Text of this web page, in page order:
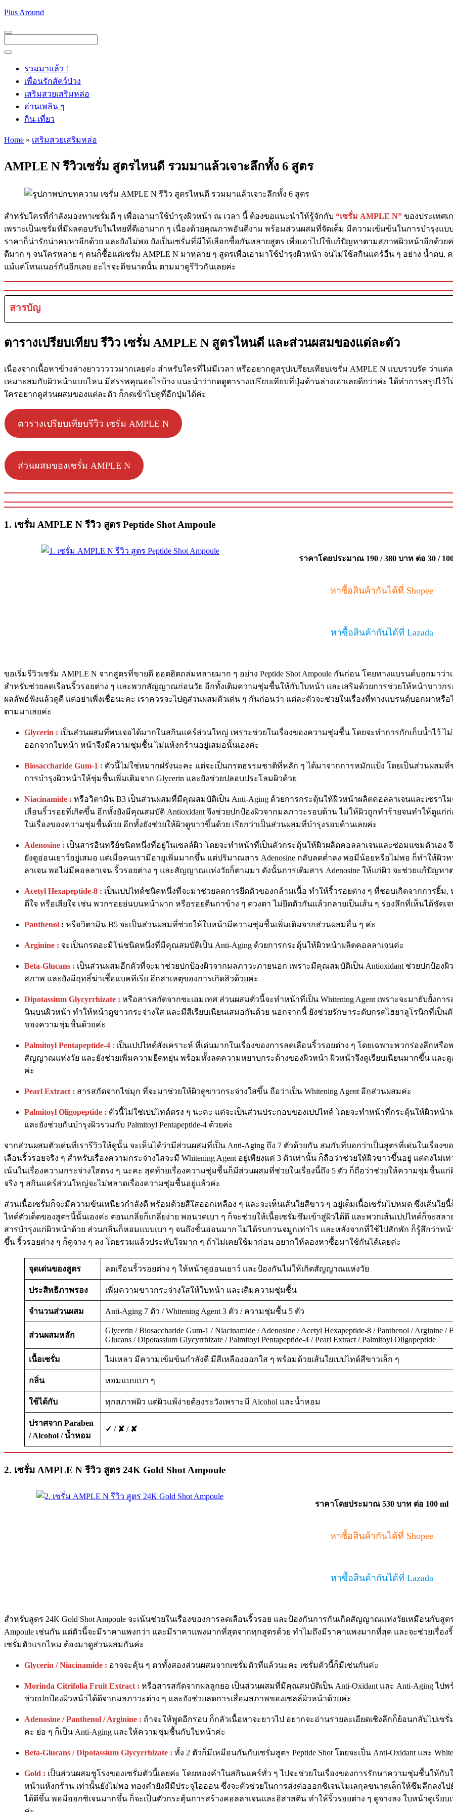
Skip
content
Plus Around
Menu
Menu
รวมมาแล้ว !
เพื่อนรักสัตว์ป่วง
เสริมสวยเสริมหล่อ
อ่านเพลิน ๆ
กิน-เที่ยว
Home » เสริมสวยเสริมหล่อ
AMPLE N รีวิวเซรั่ม สูตรไหนดี รวมมาแล้วเจาะลึกทั้ง 6 สูตร
สำหรับใครที่กำลังมองหาเซรั่มดี ๆ เพื่อเอามาใช้บำรุงผิวหน้า ณ เวลา นี้ ต้องขอแนะนำให้รู้จักกับ “เซรั่ม AMPLE N” ของประเทศเ
เพราะเป็นเซรั่มที่มีผลตอบรับในไทยที่ดีเอามาก ๆ เนื่องด้วยคุณภาพอันดีงาม พร้อมส่วนผสมที่จัดเต็ม มีความเข้มข้นในการบำรุงแบ
ราคาก็น่ารักน่าคบหาอีกด้วย และยังไม่พอ ยังเป็นเซรั่มที่มีให้เลือกซื้อกันหลายสูตร เพื่อเอาไปใช้แก้ปัญหาตามสภาพผิวหน้าอีกด้วย
ดีมาก ๆ จนใครหลาย ๆ คนก็ซื้อแต่เซรั่ม AMPLE N มาหลาย ๆ สูตรเพื่อเอามาใช้บำรุงผิวหน้า จนไม่ใช้สกินแคร์อื่น ๆ อย่าง น้ำตบ,
แม้แต่โทนเนอร์กันอีกเลย อะไรจะดีขนาดนั้น ตามมาดูรีวิวกันเลยค่ะ
สารบัญ
ตารางเปรียบเทียบ รีวิว เซรั่ม AMPLE N สูตรไหนดี และส่วนผสมของแต่ละตัว
เนื่องจากเนื้อหาข้างล่างยาวววววมากเลยค่ะ สำหรับใครที่ไม่มีเวลา หรืออยากดูสรุปเปรียบเทียบเซรั่ม AMPLE N แบบรวบรัด ว่าแต่
เหมาะสมกับผิวหน้าแบบไหน มีสรรพคุณอะไรบ้าง แนะนำว่ากดดูตารางเปรียบเทียบที่ปุ่มด้านล่างเอาเลยดีกว่าค่ะ ได้ทำการสรุปไว้
ใครอยากดูส่วนผสมของแต่ละตัว ก็กดเข้าไปดูที่อีกปุ่มได้ค่ะ
ตารางเปรียบเทียบรีวิว เซรั่ม AMPLE N
ส่วนผสมของเซรั่ม AMPLE N
1. เซรั่ม AMPLE N รีวิว สูตร Peptide Shot Ampoule
ราคาโดยประมาณ 190 / 380 บาท ต่อ 30 /
หาซื้อสินค้ากันได้ที่ Shopee
หาซื้อสินค้ากันได้ที่ Lazada
ขอเริ่มรีวิวเซรั่ม AMPLE N จากสูตรที่ขายดี ฮอตฮิตถล่มทลายมาก ๆ อย่าง Peptide Shot Ampoule กันก่อน โดยทางแบรนด์บอกมาว่า
สำหรับช่วยลดเรือนริ้วรอยต่าง ๆ และพวกสัญญาณก่อนวัย อีกทั้งเติมความชุ่มชื้นให้กับใบหน้า และเสริมด้วยการช่วยให้หน้าขาวกร
ผลลัพธ์ฟังแล้วดูดี แต่อย่าเพิ่งเชื่อนะคะ เราควรจะไปดูส่วนผสมตัวเด่น ๆ กันก่อนว่า แต่ละตัวจะช่วยในเรื่องที่ทางแบรนด์บอกมาหรือ
ตามมาเลยค่ะ
Glycerin : เป็นส่วนผสมที่พบเจอได้มากในสกินแคร์ส่วนใหญ่ เพราะช่วยในเรื่องของความชุ่มชื้น โดยจะทำการกักเก็บน้ำไว้ ไ
ออกจากใบหน้า หน้าจึงมีความชุ่มชื้น ไม่แห้งกร้านอยู่เสมอนั้นเองค่ะ
Biosaccharide Gum-1 : ตัวนี้ไม่ใช่หมากฝรั่งนะคะ แต่จะเป็นกรดธรรมชาติที่หลัก ๆ ได้มาจากการหมักแป้ง โดยเป็นส่วนผสมที่
การบำรุงผิวหน้าให้ชุ่มชื้นเพิ่มเติมจาก Glycerin และยังช่วยปลอบประโลมผิวด้วย
Niacinamide : หรือวิตามิน B3 เป็นส่วนผสมที่มีคุณสมบัติเป็น Anti-Aging ด้วยการกระตุ้นให้ผิวหน้าผลิตคอลลาเจนและเซราไ
เลือนริ้วรอยที่เกิดขึ้น อีกทั้งยังมีคุณสมบัติ Antioxidant จึงช่วยปกป้องผิวจากมลภาวะรอบด้าน ไม่ให้ผิวถูกทำร้ายจนทำให้ดูแก่
ในเรื่องของความชุ่มชื้นด้วย อีกทั้งยังช่วยให้ผิวดูขาวขึ้นด้วย เรียกว่าเป็นส่วนผสมที่บำรุงรอบด้านเลยค่ะ
Adenosine : เป็นสารอินทรีย์ชนิดหนึ่งที่อยู่ในเซลล์ผิว โดยจะทำหน้าที่เป็นตัวกระตุ้นให้ผิวผลิตคอลลาเจนและซ่อมแซมตัวเอง
ยังดูอ่อนเยาว์อยู่เสมอ แต่เมื่อคนเรามีอายุเพิ่มมากขึ้น แต่ปริมาณสาร Adenosine กลับลดต่ำลง พอมีน้อยหรือไม่พอ ก็ทำให้ผิว
ลาเจน พอไม่มีคอลลาเจน ริ้วรอยต่าง ๆ และสัญญาณแห่งวัยก็ตามมา ดังนั้นการเติมสาร Adenosine ให้แก่ผิว จะช่วยแก้ปัญหา
Acetyl Hexapeptide-8 : เป็นเปปไทด์ชนิดหนึ่งที่จะมาช่วยลดการยึดตัวของกล้ามเนื้อ ทำให้ริ้วรอยต่าง ๆ ที่ชอบเกิดจากการยิ้ม,
ดีใจ หรือเสียใจ เช่น พวกรอยย่นบนหน้าผาก หรือรอยตีนกาข้าง ๆ ดวงตา ไม่ยึดตัวกันแล้วกลายเป็นเส้น ๆ ร่องลึกที่เห็นได้ชัดเจ
Panthenol : หรือวิตามิน B5 จะเป็นส่วนผสมที่ช่วยให้ใบหน้ามีความชุ่มชื้นเพิ่มเติมจากส่วนผสมอื่น ๆ ค่ะ
Arginine : จะเป็นกรดอะมิโน่ชนิดหนึ่งที่มีคุณสมบัติเป็น Anti-Aging ด้วยการกระตุ้นให้ผิวหน้าผลิตคอลลาเจนค่ะ
Beta-Glucans : เป็นส่วนผสมอีกตัวที่จะมาช่วยปกป้องผิวจากมลภาวะภายนอก เพราะมีคุณสมบัติเป็น Antioxidant ช่วยปกป้องผิ
สภาพ และยังมีฤทธิ์ฆ่าเชื้อแบคทีเรีย อีกสาเหตุของการเกิดสิวด้วยค่ะ
Dipotassium Glycyrrhizate : หรือสารสกัดจากชะเอมเทศ ส่วนผสมตัวนี้จะทำหน้าที่เป็น Whitening Agent เพราะจะมายับยั้งการ
นินบนผิวหน้า ทำให้หน้าดูขาวกระจ่างใส และมีสีเรียบเนียนเสมอกันด้วย นอกจากนี้ ยังช่วยรักษาระดับกรดไฮยาลูโรนิกที่เป็นตั
ของความชุ่มชื้นด้วยค่ะ
Palmitoyl Pentapeptide-4 : เป็นเปปไทด์สังเคราะห์ ที่เด่นมากในเรื่องของการลดเลือนริ้วรอยต่าง ๆ โดยเฉพาะพวกร่องลึกหรือ
สัญญาณแห่งวัย และยังช่วยเพิ่มความยืดหยุ่น พร้อมทั้งลดความหยาบกระด้างของผิวหน้า ผิวหน้าจึงดูเรียบเนียนมากขึ้น และดู
ค่ะ
Pearl Extract : สารสกัดจากไข่มุก ที่จะมาช่วยให้ผิวดูขาวกระจ่างใสขึ้น ถือว่าเป็น Whitening Agent อีกส่วนผสมค่ะ
Palmitoyl Oligopeptide : ตัวนี้ไม่ใช่เปปไทด์ตรง ๆ นะคะ แต่จะเป็นส่วนประกอบของเปปไทด์ โดยจะทำหน้าที่กระตุ้นให้ผิวหน้า
และยังช่วยกันบำรุงผิวรวมกับ Palmitoyl Pentapeptide-4 ด้วยค่ะ
จากส่วนผสมตัวเด่นที่เรารีวิวให้ดูนั้น จะเห็นได้ว่ามีส่วนผสมที่เป็น Anti-Aging ถึง 7 ตัวด้วยกัน สมกับที่บอกว่าเป็นสูตรที่เด่นในเรื่องข
เลือนริ้วรอยจริง ๆ สำหรับเรื่องความกระจ่างใสจะมี Whitening Agent อยู่เพียงแค่ 3 ตัวเท่านั้น ก็ถือว่าช่วยให้ผิวขาวขึ้นอยู่ แต่คงไม่เ
เน้นในเรื่องความกระจ่างใสตรง ๆ นะคะ สุดท้ายเรื่องความชุ่มชื้นก็มีส่วนผสมที่ช่วยในเรื่องนี้ถึง 5 ตัว ก็ถือว่าช่วยให้ความชุ่มชื้นแก่
จริง ๆ สกินแคร์ส่วนใหญ่จะไม่พลาดเรื่องความชุ่มชื้นอยู่แล้วค่ะ
ส่วนเนื้อเซรั่มก็จะมีความข้นเหนียวกำลังดี พร้อมด้วยสีใสออกเหลือง ๆ และจะเห็นเส้นใยสีขาว ๆ อยู่เต็มเนื้อเซรั่มไปหมด ซึ่งเส้นใยนี้
ไทด์ตัวเด็ดของสูตรนี้นั้นเองค่ะ ตอนเกลี่ยก็เกลี่ยง่าย พอนวดเบา ๆ ก็จะช่วยให้เนื้อเซรั่มซึมเข้าสู่ผิวได้ดี และพวกเส้นเปปไทด์ก็จะสลา
สารบำรุงแก่ผิวหน้าด้วย ส่วนกลิ่นก็หอมแบบเบา ๆ จนถึงขั้นอ่อนมาก ไม่ได้รบกวนจมูกเท่าไร และหลังจากที่ใช้ไปสักพัก ก็รู้สึกว่าหน้า
ขึ้น ริ้วรอยต่าง ๆ ก็ดูจาง ๆ ลง โดยรวมแล้วประทับใจมาก ๆ ถ้าไม่เคยใช้มาก่อน อยากให้ลองหาซื้อมาใช้กันได้เลยค่ะ
จุดเด่นของสูตร ลดเรือนริ้วรอยต่าง ๆ ให้หน้าดูอ่อนเยาว์ และป้องกันไม่ให้เกิดสัญญาณแห่งวัย
ประสิทธิภาพรอง เพิ่มความขาวกระจ่างใสให้ใบหน้า และเติมความชุ่มชื้น
จำนวนส่วนผสม Anti-Aging 7 ตัว / Whitening Agent 3 ตัว / ความชุ่มชื้น 5 ตัว
ส่วนผสมหลัก
Glycerin / Biosaccharide Gum-1 / Niacinamide / Adenosine / Acetyl Hexapeptide-8 / Panthenol / Arginine /
Glucans / Dipotassium Glycyrrhizate / Palmitoyl Pentapeptide-4 / Pearl Extract / Palmitoyl Oligopeptide
เนื้อเซรั่ม ไม่เหลว มีความเข้มข้นกำลังดี มีสีเหลืองออกใส ๆ พร้อมด้วยเส้นใยเปปไทด์สีขาวเล็ก ๆ
กลิ่น หอมแบบเบา ๆ
ใช้ได้กับ ทุกสภาพผิว แต่ผิวแพ้ง่ายต้องระวังเพราะมี Alcohol และน้ำหอม
ปราศจาก Paraben
/ Alcohol / น้ำหอม
✓ / ✘ / ✘
2. เซรั่ม AMPLE N รีวิว สูตร 24K Gold Shot Ampoule
ราคาโดยประมาณ 530 บาท ต่อ 100 ml
หาซื้อสินค้ากันได้ที่ Shopee
หาซื้อสินค้ากันได้ที่ Lazada
สำหรับสูตร 24K Gold Shot Ampoule จะเน้นช่วยในเรื่องของการลดเลือนริ้วรอย และป้องกันการกันเกิดสัญญาณแห่งวัยเหมือนกับสูตร
Ampoule เช่นกัน แต่ตัวนี้จะมีราคาแพงกว่า และมีราคาแพงมากที่สุดจากทุกสูตรด้วย ทำไมถึงมีราคาแพงมากที่สุด และจะช่วยเรื่อง
เซรั่มตัวแรกไหม ต้องมาดูส่วนผสมกันค่ะ
Glycerin / Niacinamide : อาจจะคุ้น ๆ ตาทั้งสองส่วนผสมจากเซรั่มตัวที่แล้วนะคะ เซรั่มตัวนี้ก็มีเช่นกันค่ะ
Morinda Citrifolia Fruit Extract : หรือสารสกัดจากผลลูกยอ เป็นส่วนผสมที่มีคุณสมบัติเป็น Anti-Oxidant และ Anti-Aging ไปพ
ช่วยปกป้องผิวหน้าได้ดีจากมลภาวะต่าง ๆ และยังช่วยลดการเสื่อมสภาพของเซลล์ผิวหน้าด้วยค่ะ
Adenosine / Panthenol / Arginine : ถ้าจะให้พูดอีกรอบ ก็กลัวเนื้อหาจะยาวไป อยากจะอ่านรายละเอียดเชิงลึกก็ย้อนกลับไปเซรั่
คะ ย่อ ๆ ก็เป็น Anti-Aging และให้ความชุ่มชื้นกับใบหน้าค่ะ
Beta-Glucans / Dipotassium Glycyrrhizate : ทั้ง 2 ตัวก็มีเหมือนกันกับเซรั่มสูตร Peptide Shot โดยจะเป็น Anti-Oxidant และ
Gold : เป็นส่วนผสมชูโรงของเซรั่มตัวนี้เลยค่ะ โดยทองคำในสกินแคร์ทั่ว ๆ ไปจะช่วยในเรื่องของการรักษาความชุ่มชื้นให้กับ
หน้าแห้งกร้าน เท่านั้นยังไม่พอ ทองคำยังมีมีประจุไอออน ซึ่งจะตัวช่วยในการส่งต่อออกซิเจนโมเลกุลขนาดเล็กให้ซึมลึกลงไป
ได้ดีขึ้น พอมีออกซิเจนมากขึ้น ก็จะเป็นตัวกระตุ้นการสร้างคอลลาเจนและอิสาสติน ทำให้ริ้วรอยต่าง ๆ ดูจางลง ใบหน้าดูเรียบ